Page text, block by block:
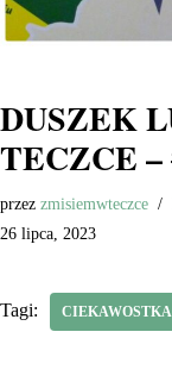
DUSZEK
TECZCE
przez zmisiemwteczce
26 lipca, 2023
Tagi: CIEKAWOSTKA